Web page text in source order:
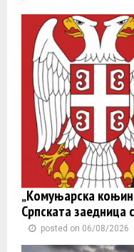
„Комуњарска
Српската
posted on 06/08/2026